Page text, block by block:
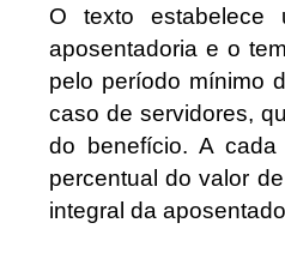
O texto
aposentadoria e o
pelo período mínimo
caso de servidores,
do benefício. A
percentual do valor
integral da